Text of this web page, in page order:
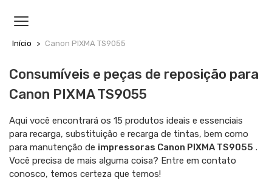
Início Canon PIXMA TS9055
Consumíveis e peças de reposição para
Canon PIXMA TS9055
Aqui você encontrará os 15 produtos ideais e essenciais
para recarga, substituição e recarga de tintas, bem como
para manutenção de impressoras Canon PIXMA TS9055 .
Você precisa de mais alguma coisa? Entre em contato
conosco, temos certeza que temos!